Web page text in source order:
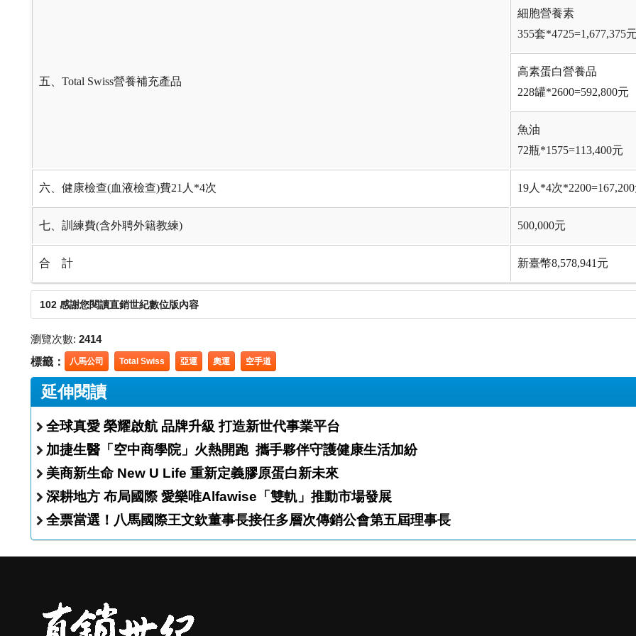
五、Total Swiss營養補充產品
細胞營養素
355套*4725=1,677,375
高素蛋白營養品
228罐*2600=592,800元
魚油
72瓶*1575=113,400元
六、健康檢查(血液檢查)費21人*4次 19人*4次
七、訓練費(含外聘外籍教練) 500,000元
合 計 新臺幣8,578,941元
102 感謝您閱讀直銷世紀數位版內容
瀏覽次數: 2414
標籤： 八馬公司 Total Swiss 亞運 奧運 空手道
延伸閱讀
全球真愛 榮耀啟航 品牌升級 打造新世代事業平台
加捷生醫「空中商學院」火熱開跑 攜手夥伴守護健康生活加紛
美商新生命 New U Life 重新定義膠原蛋白新未來
深耕地方 布局國際 愛樂唯Alfawise「雙軌」推動市場發展
全票當選！八馬國際王文欽董事長接任多層次傳銷公會第五屆理事長